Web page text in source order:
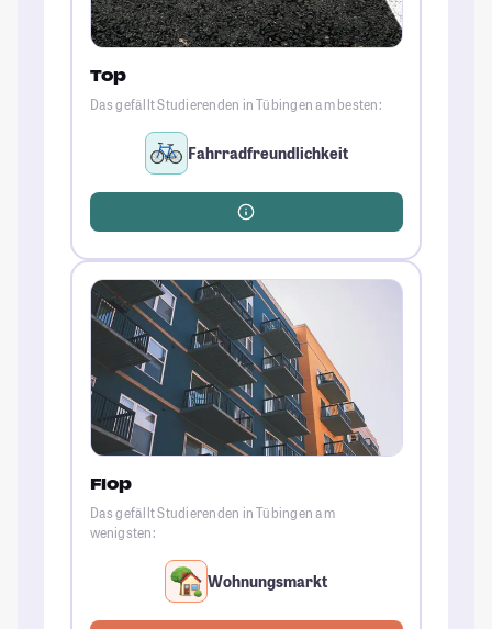
Top
Das gefällt Studierenden in Tübingen am besten:
Fahrradfreundlichkeit
Flop
Das gefällt Studierenden in Tübingen am
wenigsten:
Wohnungsmarkt